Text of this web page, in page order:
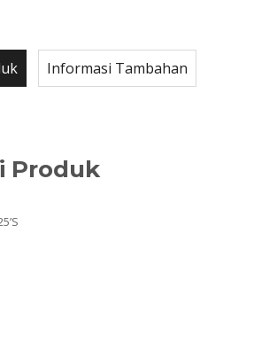
Informasi Tambahan
Produk